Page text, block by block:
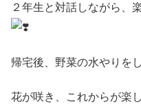
２年生と対話しながら、
帰宅後、野菜の水やりを
花が咲き、これからが楽